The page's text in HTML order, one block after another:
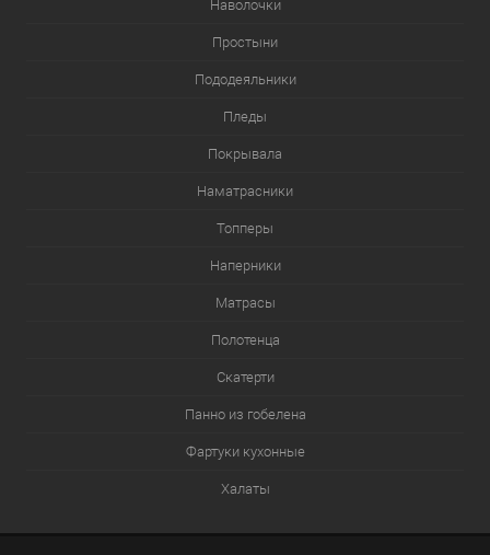
Наволочки
Простыни
Пододеяльники
Пледы
Покрывала
Наматрасники
Топперы
Наперники
Матрасы
Полотенца
Скатерти
Панно из гобелена
Фартуки кухонные
Халаты